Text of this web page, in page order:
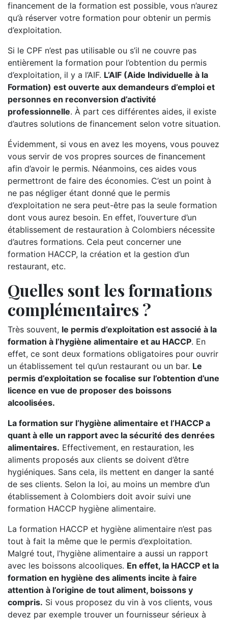
financement de la formation est possible, vous n’aurez
qu’à réserver votre formation pour obtenir un permis
d’exploitation.
Si le CPF n’est pas utilisable ou s’il ne couvre pas
entièrement la formation pour l’obtention du permis
d’exploitation, il y a l’AIF. L’AIF (Aide Individuelle à la
Formation) est ouverte aux demandeurs d’emploi et
personnes en reconversion d’activité
professionnelle. À part ces différentes aides, il existe
d’autres solutions de financement selon votre situation.
Évidemment, si vous en avez les moyens, vous pouvez
vous servir de vos propres sources de financement
afin d’avoir le permis. Néanmoins, ces aides vous
permettront de faire des économies. C’est un point à
ne pas négliger étant donné que le permis
d’exploitation ne sera peut-être pas la seule formation
dont vous aurez besoin. En effet, l’ouverture d’un
établissement de restauration à Colombiers nécessite
d’autres formations. Cela peut concerner une
formation HACCP, la création et la gestion d’un
restaurant, etc.
Quelles sont les formations
complémentaires ?
Très souvent, le permis d’exploitation est associé à la
formation à l’hygiène alimentaire et au HACCP. En
effet, ce sont deux formations obligatoires pour ouvrir
un établissement tel qu’un restaurant ou un bar. Le
permis d’exploitation se focalise sur l’obtention d’une
licence en vue de proposer des boissons
alcoolisées.
La formation sur l’hygiène alimentaire et l’HACCP a
quant à elle un rapport avec la sécurité des denrées
alimentaires. Effectivement, en restauration, les
aliments proposés aux clients se doivent d’être
hygiéniques. Sans cela, ils mettent en danger la santé
de ses clients. Selon la loi, au moins un membre d’un
établissement à Colombiers doit avoir suivi une
formation HACCP hygiène alimentaire.
La formation HACCP et hygiène alimentaire n’est pas
tout à fait la même que le permis d’exploitation.
Malgré tout, l’hygiène alimentaire a aussi un rapport
avec les boissons alcooliques. En effet, la HACCP et la
formation en hygiène des aliments incite à faire
attention à l’origine de tout aliment, boissons y
compris. Si vous proposez du vin à vos clients, vous
devez par exemple trouver un fournisseur sérieux à